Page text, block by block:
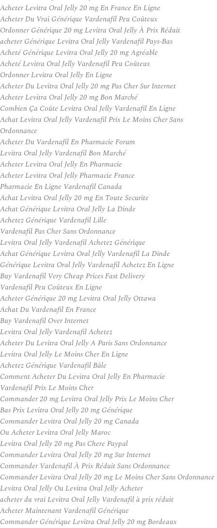
Acheter Levitra Oral Jelly 20 mg En France En Ligne
Acheter Du Vrai Générique Vardenafil Peu Coûteux
Ordonner Générique 20 mg Levitra Oral Jelly À Prix Réduit
acheter Générique Levitra Oral Jelly Vardenafil Pays-Bas
Acheté Générique Levitra Oral Jelly 20 mg Agréable
Acheté Levitra Oral Jelly Vardenafil Peu Coûteux
Ordonner Levitra Oral Jelly En Ligne
Acheter Du Levitra Oral Jelly 20 mg Pas Cher Sur Internet
Acheter Levitra Oral Jelly 20 mg Bon Marché
Combien Ça Coûte Levitra Oral Jelly Vardenafil En Ligne
Achat Levitra Oral Jelly Vardenafil Prix Le Moins Cher Sans
Ordonnance
Acheter Du Vardenafil En Pharmacie Forum
Levitra Oral Jelly Vardenafil Bon Marché
Acheter Levitra Oral Jelly En Pharmacie
Acheter Levitra Oral Jelly Pharmacie France
Pharmacie En Ligne Vardenafil Canada
Achat Levitra Oral Jelly 20 mg En Toute Securite
Achat Générique Levitra Oral Jelly La Dinde
Achetez Générique Vardenafil Lille
Vardenafil Pas Cher Sans Ordonnance
Levitra Oral Jelly Vardenafil Achetez Générique
Achat Générique Levitra Oral Jelly Vardenafil La Dinde
Générique Levitra Oral Jelly Vardenafil Achetez En Ligne
Buy Vardenafil Very Cheap Prices Fast Delivery
Vardenafil Peu Coûteux En Ligne
Acheter Générique 20 mg Levitra Oral Jelly Ottawa
Achat Du Vardenafil En France
Buy Vardenafil Over Internet
Levitra Oral Jelly Vardenafil Achetez
Acheter Du Levitra Oral Jelly A Paris Sans Ordonnance
Levitra Oral Jelly Le Moins Cher En Ligne
Achetez Générique Vardenafil Bâle
Comment Acheter Du Levitra Oral Jelly En Pharmacie
Vardenafil Prix Le Moins Cher
Commander 20 mg Levitra Oral Jelly Prix Le Moins Cher
Bas Prix Levitra Oral Jelly 20 mg Générique
Commander Levitra Oral Jelly 20 mg Canada
Ou Acheter Levitra Oral Jelly Maroc
Levitra Oral Jelly 20 mg Pas Chere Paypal
Commander Levitra Oral Jelly 20 mg Sur Internet
Commander Vardenafil À Prix Réduit Sans Ordonnance
Commander Levitra Oral Jelly 20 mg Le Moins Cher Sans Ordonnance
Levitra Oral Jelly Ou Levitra Oral Jelly Acheter
acheter du vrai Levitra Oral Jelly Vardenafil à prix réduit
Acheter Maintenant Vardenafil Générique
Commander Générique Levitra Oral Jelly 20 mg Bordeaux